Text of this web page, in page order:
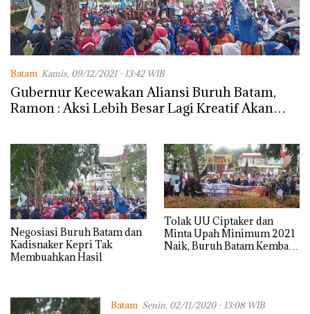
Batam Kamis, 09/12/2021 - 13:42 WIB
Gubernur Kecewakan Aliansi Buruh Batam,
Ramon : Aksi Lebih Besar Lagi Kreatif Akan
Negosiasi Buruh Batam dan
Kadisnaker Kepri Tak
Membuahkan Hasil
Tolak UU Ciptaker dan
Minta Upah Minimum 2021
Naik, Buruh Batam Kembali
Batam Senin, 02/11/2020 - 13:08 WIB